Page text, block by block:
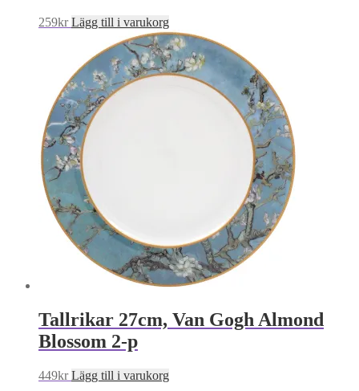
259kr Lägg till i varukorg
Tallrikar 27cm, Van Gogh Almond
Blossom 2-p
449kr Lägg till i varukorg